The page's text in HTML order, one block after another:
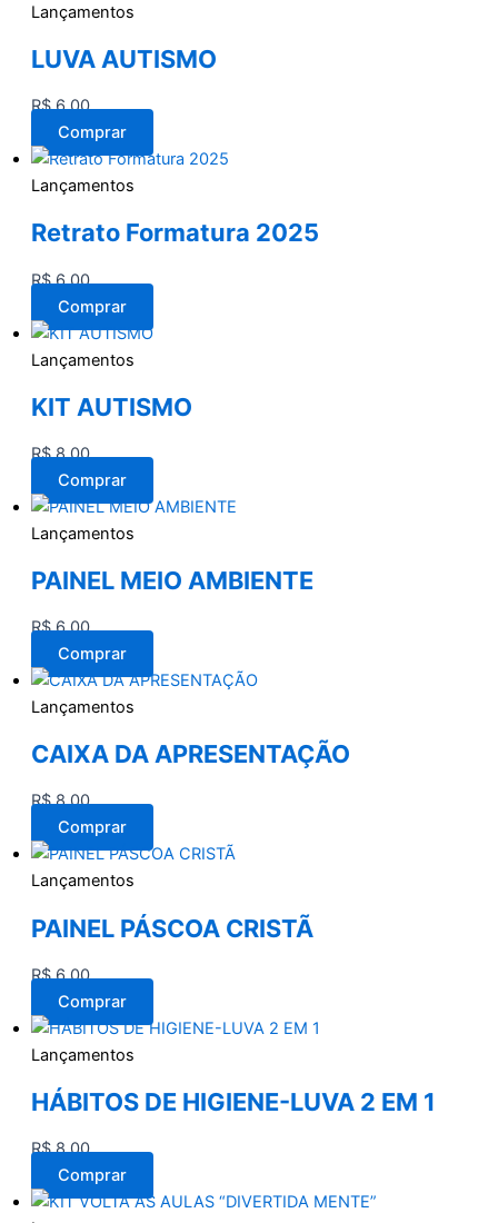
Lançamentos
LUVA AUTISMO
R$6,00
Comprar
Lançamentos
Retrato Formatura 2025
R$6,00
Comprar
Lançamentos
KIT AUTISMO
R$8,00
Comprar
Lançamentos
PAINEL MEIO AMBIENTE
R$6,00
Comprar
Lançamentos
CAIXA DA APRESENTAÇÃO
R$8,00
Comprar
Lançamentos
PAINEL PÁSCOA CRISTÃ
R$6,00
Comprar
Lançamentos
HÁBITOS DE HIGIENE-LUVA 2 EM 1
R$8,00
Comprar